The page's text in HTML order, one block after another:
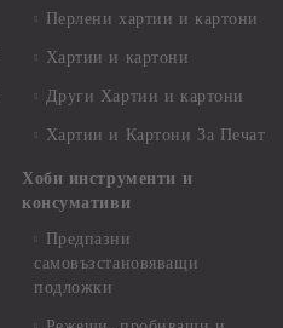
Перлени хартии и картони
Хартии и картони
Други Хартии и картони
Хартии и Картони За Печат
Хоби инструменти и
консумативи
Предпазни
самовъзстановяващи
подложки